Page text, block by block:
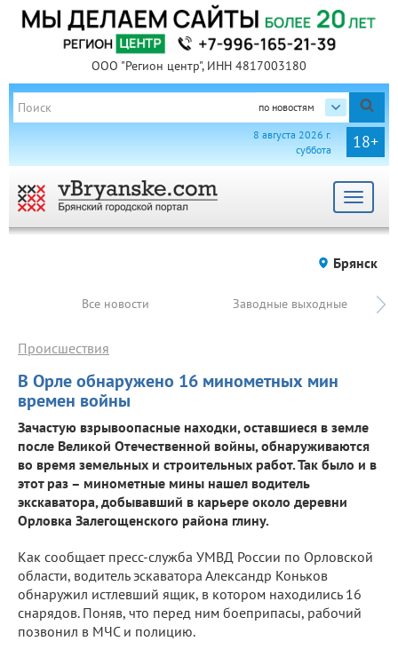
ООО "Регион центр", ИНН 4817003180
по новостям
18+
8 августа 2026 г.
суббота
Toggle
Брянск
Все новости Заводные выходные
В Орле обнаружено 16 минометных мин
времен войны
Происшествия
Зачастую взрывоопасные находки, оставшиеся в земле
после Великой Отечественной войны, обнаруживаются
во время земельных и строительных работ. Так было и в
этот раз – минометные мины нашел водитель
экскаватора, добывавший в карьере около деревни
Орловка Залегощенского района глину.
Как сообщает пресс-служба УМВД России по Орловской
области, водитель эскаватора Александр Коньков
обнаружил истлевший ящик, в котором находились 16
снарядов. Поняв, что перед ним боеприпасы, рабочий
позвонил в МЧС и полицию.